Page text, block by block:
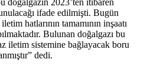
ifade edilmişti. Bugün
hatlarının tamamının inşaatı
Bulunan doğalgazı bu
iletim sistemine bağlayacak boru
dedi.